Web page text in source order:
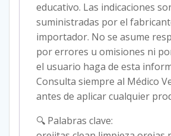
educativo. Las indicaciones
suministradas por el
importador. No se asume
por errores u omisiones ni
el usuario haga de esta
Consulta siempre al Médico
antes de aplicar cualquier
🔍 Palabras clave: